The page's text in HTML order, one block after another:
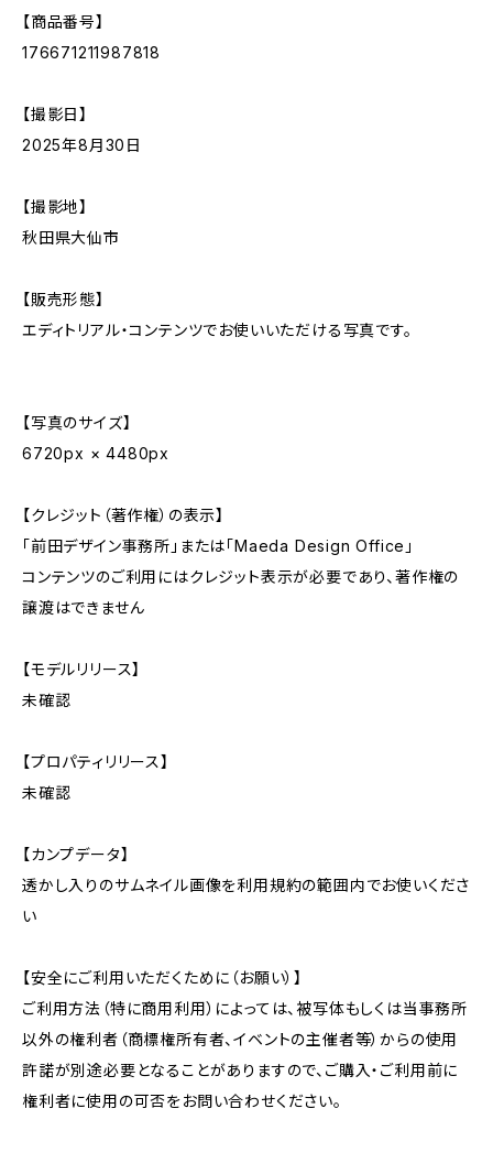
【商品番号】
176671211987818
【撮影日】
2025年8月30日
【撮影地】
秋田県大仙市
【販売形態】
エディトリアル・コンテンツでお使いいただける写真です。
【写真のサイズ】
6720px × 4480px
【クレジット（著作権）の表示】
「前田デザイン事務所」または「Maeda Design Office」
コンテンツのご利用にはクレジット表示が必要であり、著作権の
譲渡はできません
【モデルリリース】
未確認
【プロパティリリース】
未確認
【カンプデータ】
透かし入りのサムネイル画像を利用規約の範囲内でお使いくださ
い
【安全にご利用いただくために（お願い）】
ご利用方法（特に商用利用）によっては、被写体もしくは当事務所
以外の権利者（商標権所有者、イベントの主催者等）からの使用
許諾が別途必要となることがありますので、ご購入・ご利用前に
権利者に使用の可否をお問い合わせください。